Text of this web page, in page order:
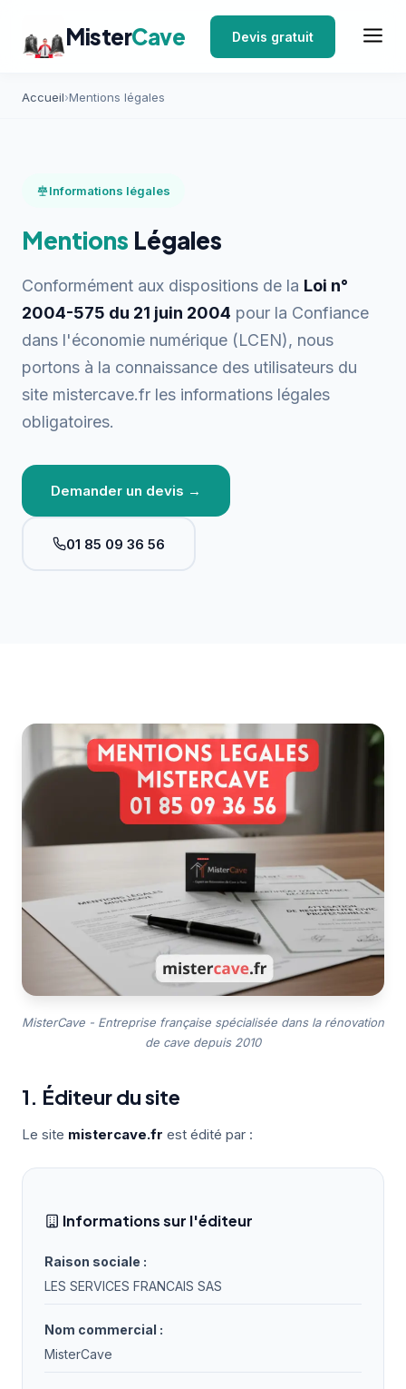
MisterCave Devis gratuit
Accueil›Mentions légales
Informations légales
Mentions Légales
Conformément aux dispositions de la Loi n°
2004-575 du 21 juin 2004 pour la Confiance
dans l'économie numérique (LCEN), nous
portons à la connaissance des utilisateurs du
site mistercave.fr les informations légales
obligatoires.
Demander un devis →
01 85 09 36 56
MisterCave - Entreprise française spécialisée dans la rénovation
de cave depuis 2010
1. Éditeur du site
Le site mistercave.fr est édité par :
Informations sur l'éditeur
Raison sociale :
LES SERVICES FRANCAIS SAS
Nom commercial :
MisterCave